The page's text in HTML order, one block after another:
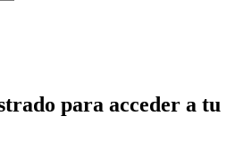
para acceder a tu